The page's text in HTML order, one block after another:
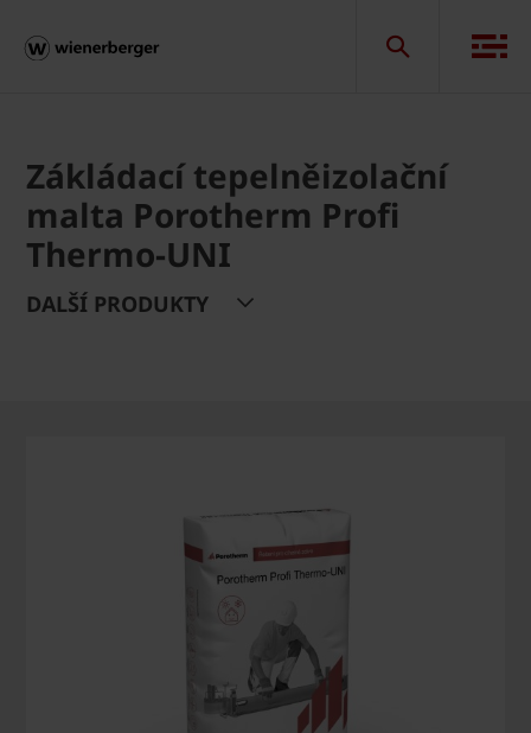
Zákládací tepelněizolační
malta Porotherm Profi
Thermo-UNI
DALŠÍ PRODUKTY